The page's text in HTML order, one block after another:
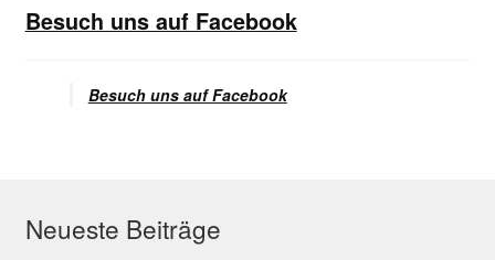
Besuch uns auf Facebook
Besuch uns auf Facebook
Neueste Beiträge